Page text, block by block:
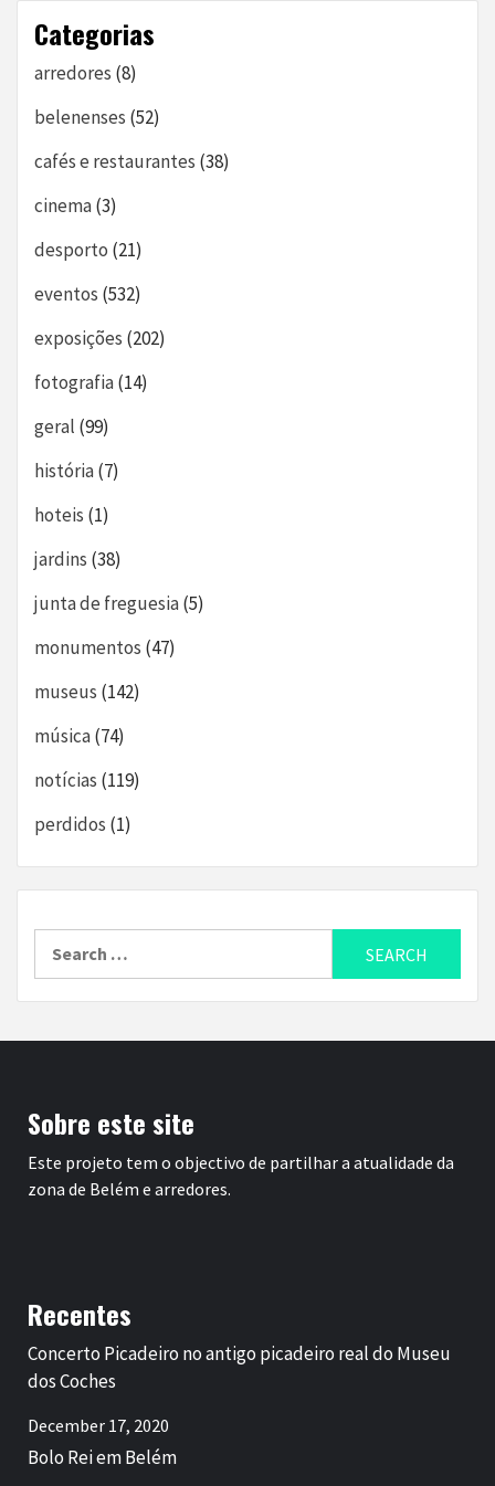
Categorias
arredores (8)
belenenses (52)
cafés e restaurantes (38)
cinema(3)
desporto (21)
eventos (532)
exposições (202)
fotografia(14)
geral (99)
história(7)
hoteis (1)
jardins (38)
junta de freguesia(5)
monumentos (47)
museus (142)
música(74)
notícias (119)
perdidos (1)
Sobre este site
Este projeto tem o objectivo de partilhar a atualidade da
zona de Belém e arredores.
Recentes
Concerto Picadeiro no antigo picadeiro real do Museu
dos Coches
December 17, 2020
Bolo Rei em Belém